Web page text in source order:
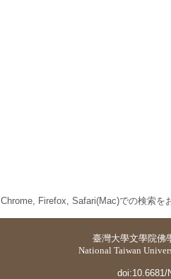
Chrome, Firefox, Safari(Mac)での検索を
臺灣大學文學院佛
National Taiwan
doi:10.6681/